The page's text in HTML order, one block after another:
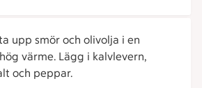
upp smör och olivolja i en
värme. Lägg i kalvlevern,
och peppar.